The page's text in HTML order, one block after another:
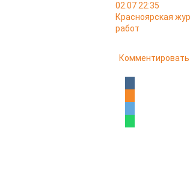
02.07 22:35
Красноярская
работ
Комментировать